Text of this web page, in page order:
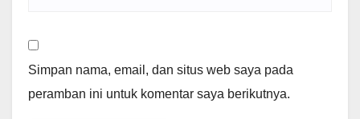
Simpan nama, email, dan situs web saya pada
peramban ini untuk komentar saya berikutnya.